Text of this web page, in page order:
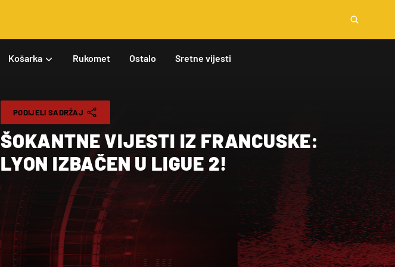
Košarka Rukomet Ostalo Sretne vijesti
PODIJELI SADRŽAJ
ŠOKANTNE VIJESTI IZ FRANCUSKE:
LYON IZBAČEN U LIGUE 2!